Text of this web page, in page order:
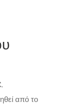
.
από το